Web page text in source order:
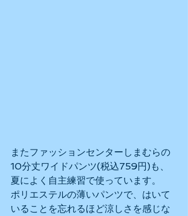
またファッションセンターしまむらの
10分丈ワイドパンツ(税込759円)も、
夏によく自主練習で使っています。
ポリエステルの薄いパンツで、はいて
いることを忘れるほど涼しさを感じな